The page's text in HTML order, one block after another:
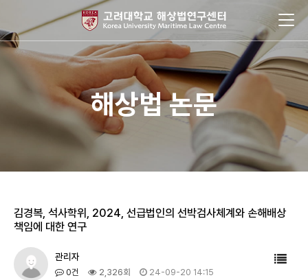
해상법 논문
김경복, 석사학위, 2024, 선급법인의 선박검사체계와 손해배상
책임에 대한 연구
관리자
0건 2,326회 24-09-20 14:15